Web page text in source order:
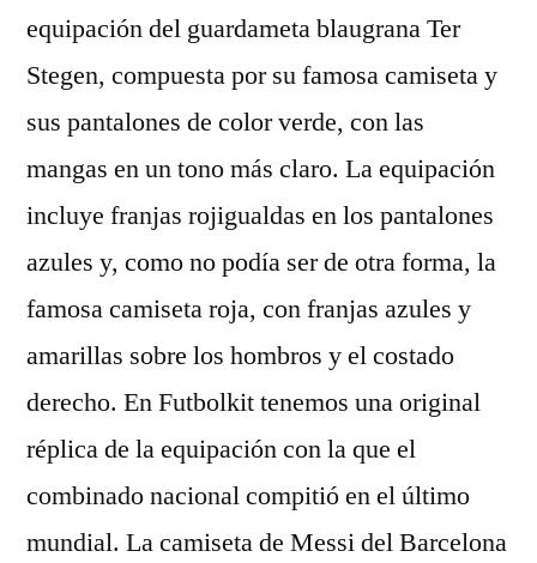
equipación del guardameta blaugrana Ter
Stegen, compuesta por su famosa camiseta y
sus pantalones de color verde, con las
mangas en un tono más claro. La equipación
incluye franjas rojigualdas en los pantalones
azules y, como no podía ser de otra forma, la
famosa camiseta roja, con franjas azules y
amarillas sobre los hombros y el costado
derecho. En Futbolkit tenemos una original
réplica de la equipación con la que el
combinado nacional compitió en el último
mundial. La camiseta de Messi del Barcelona